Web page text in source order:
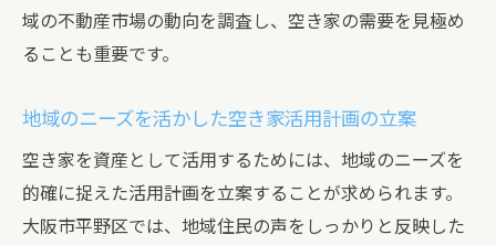
空き家の活用に向けたクリエイティブなア
イディア
率化
環境に優しい建築資材の選定と活用
空き家を宝に変える！大阪市平野区の資産価値
向上術
域の不動産市場の動向を調査し、空き家の需要を見極め
ることも重要です。
地域のニーズを活かした空き家活用計画の立案
空き家を資産として活用するためには、地域のニーズを
的確に捉えた活用計画を立案することが求められます。
大阪市平野区では、地域住民の声をしっかりと反映した